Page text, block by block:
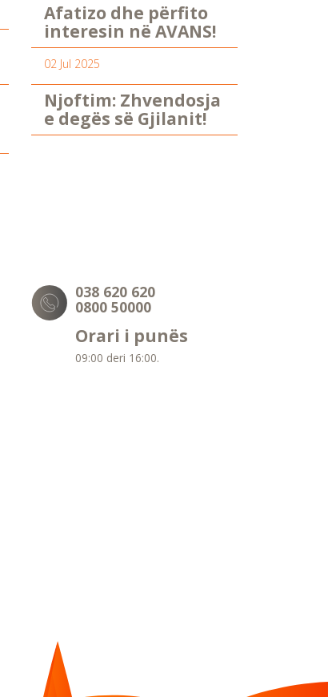
Afatizo dhe përfito
interesin në AVANS!
02 Jul 2025
Njoftim: Zhvendosja
e degës së Gjilanit!
038 620 620
0800 50000
Orari i punës
09:00 deri 16:00.